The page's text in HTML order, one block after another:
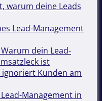
warum deine Leads
Lead-Management
dein Lead-
ist
Kunden am
Management in